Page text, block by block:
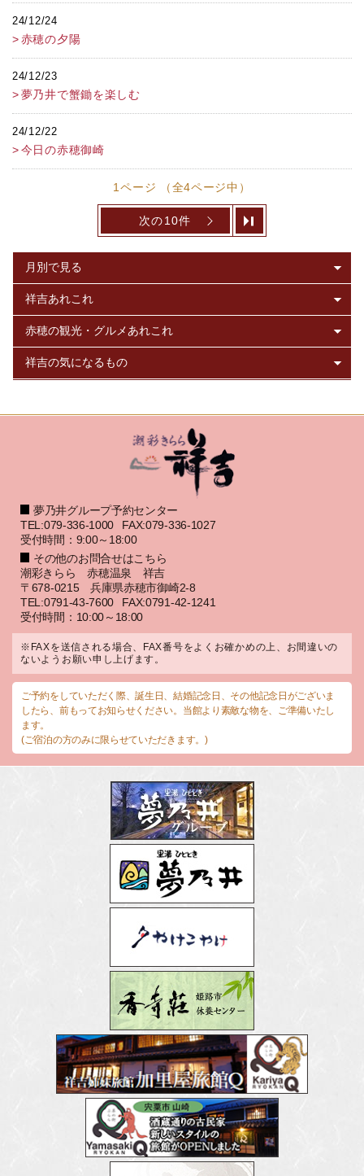
24/12/24
赤穂の夕陽
24/12/23
夢乃井で蟹鋤を楽しむ
24/12/22
今日の赤穂御崎
1ページ （全4ページ中）
次の10件
夢乃井グループ予約センター
TEL:079-336-1000
FAX:079-336-1027
受付時間：9:00～18:00
その他のお問合せはこちら
潮彩きらら 赤穂温泉 祥吉
〒678-0215 兵庫県赤穂市御崎2-8
TEL:0791-43-7600
FAX:0791-42-1241
受付時間：10:00～18:00
※FAXを送信される場合、FAX番号をよくお確かめの上、お間違いの
ないようお願い申し上げます。
ご予約をしていただく際、誕生日、結婚記念日、その他記念日がございま
したら、前もってお知らせください。当館より素敵な物を、ご準備いたし
ます。
(ご宿泊の方のみに限らせていただきます。)